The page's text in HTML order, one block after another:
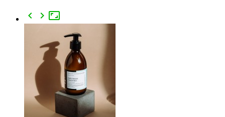
  